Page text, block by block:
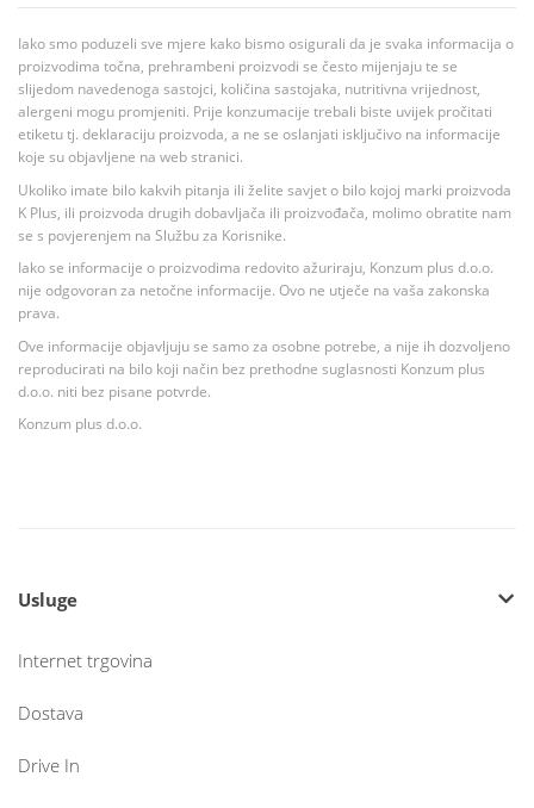
Iako smo poduzeli sve mjere kako bismo osigurali da je svaka informacija o
proizvodima točna, prehrambeni proizvodi se često mijenjaju te se
slijedom navedenoga sastojci, količina sastojaka, nutritivna vrijednost,
alergeni mogu promjeniti. Prije konzumacije trebali biste uvijek pročitati
etiketu tj. deklaraciju proizvoda, a ne se oslanjati isključivo na informacije
koje su objavljene na web stranici.
Ukoliko imate bilo kakvih pitanja ili želite savjet o bilo kojoj marki proizvoda
K Plus, ili proizvoda drugih dobavljača ili proizvođača, molimo obratite nam
se s povjerenjem na Službu za Korisnike.
Iako se informacije o proizvodima redovito ažuriraju, Konzum plus d.o.o.
nije odgovoran za netočne informacije. Ovo ne utječe na vaša zakonska
prava.
Ove informacije objavljuju se samo za osobne potrebe, a nije ih dozvoljeno
reproducirati na bilo koji način bez prethodne suglasnosti Konzum plus
d.o.o. niti bez pisane potvrde.
Konzum plus d.o.o.
Usluge
Internet trgovina
Dostava
Drive In